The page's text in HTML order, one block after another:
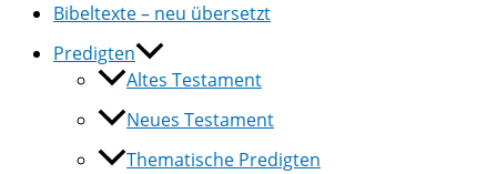
Bibeltexte – neu übersetzt
Predigten
Altes Testament
Neues Testament
Thematische Predigten